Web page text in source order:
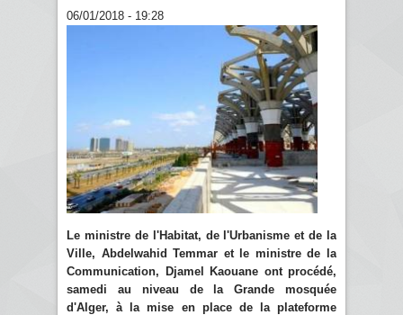
06/01/2018 - 19:28
Le ministre de l'Habitat, de l'Urbanisme et de la
Ville, Abdelwahid Temmar et le ministre de la
Communication, Djamel Kaouane ont procédé,
samedi au niveau de la Grande mosquée
d'Alger, à la mise en place de la plateforme